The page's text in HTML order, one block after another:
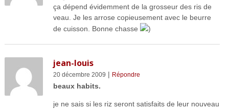
ça dépend évidemment de la grosseur des ris de
veau. Je les arrose copieusement avec le beurre
de cuisson. Bonne chasse
)
jean-louis
20 décembre 2009 | Répondre
beaux habits.
je ne sais si les riz seront satisfaits de leur nouveau